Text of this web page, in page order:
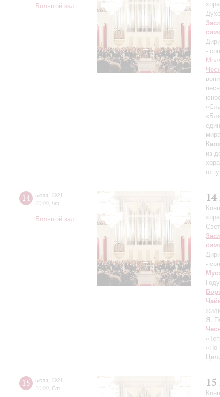
Большой зал
-
из
14 июля
1921
20:00 Чт
Большой зал
-
Я.
«По
15 июля
1921
20:00 Пт